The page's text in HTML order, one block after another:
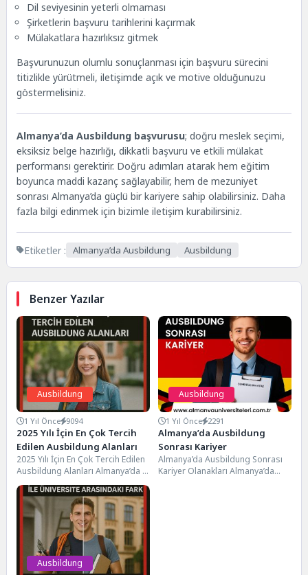
Dil seviyesinin yeterli olmaması
Şirketlerin başvuru tarihlerini kaçırmak
Mülakatlara hazırlıksız gitmek
Başvurunuzun olumlu sonuçlanması için başvuru sürecini
titizlikle yürütmeli, iletişimde açık ve motive olduğunuzu
göstermelisiniz.
Almanya’da Ausbildung başvurusu; doğru meslek seçimi,
eksiksiz belge hazırlığı, dikkatli başvuru ve etkili mülakat
performansı gerektirir. Doğru adımları atarak hem eğitim
boyunca maddi kazanç sağlayabilir, hem de mezuniyet
sonrası Almanya’da güçlü bir kariyere sahip olabilirsiniz. Daha
fazla bilgi edinmek için bizimle iletişim kurabilirsiniz.
Etiketler : Almanya’da Ausbildung Ausbildung
Benzer Yazılar
Ausbildung
1 Yıl Önce 9094
2025 Yılı İçin En Çok Tercih
Edilen Ausbildung Alanları
2025 Yılı İçin En Çok Tercih Edilen
Ausbildung Alanları Almanya’da iş
piyasası sürekli değişirken,
Ausbildung...
Ausbildung
1 Yıl Önce 2291
Almanya’da Ausbildung
Sonrası Kariyer
Almanya’da Ausbildung Sonrası
Kariyer Olanakları Almanya’da
Ausbildung